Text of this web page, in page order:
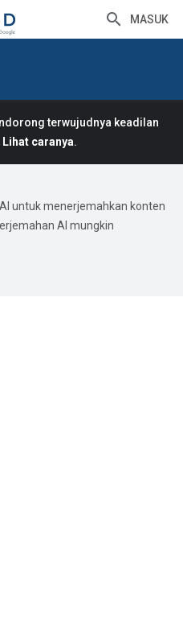
MASUK
terwujudnya keadilan
Lihat caranya.
untuk menerjemahkan konten
AI mungkin